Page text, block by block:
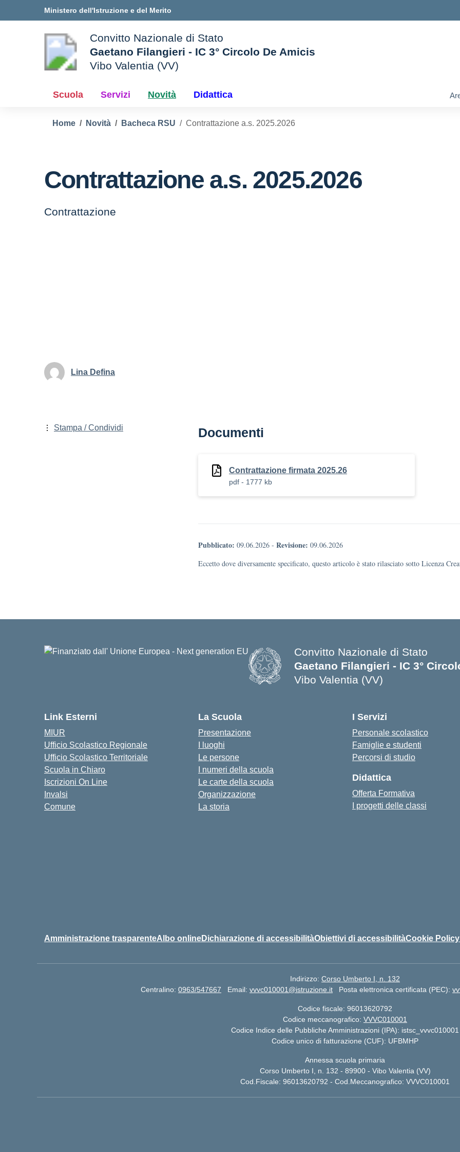
Ministero dell'Istruzione e del Merito
scuola
Convitto Nazionale di Stato
Gaetano Filangieri - IC 3° Circolo De Amicis
Vibo Valentia (VV)
Scuola Servizi Novità Didattica
Home Novità Bacheca RSU Contrattazione a.s. 2025.2026
Contrattazione a.s. 2025.2026
Contrattazione
Lina Defina
Documenti
Contrattazione firmata 2025.26
pdf - 1777 kb
Pubblicato: 09.06.2026 - Revisione: 09.06.2026
Eccetto dove diversamente specificato, questo articolo è stato rilasciato sotto Licenza
Stampa / Condividi
Convitto Nazionale di Stato
Gaetano Filangieri - IC 3°
Vibo Valentia (VV)
Link Esterni
MIUR
Ufficio Scolastico Regionale
Ufficio Scolastico Territoriale
Scuola in Chiaro
Iscrizioni On Line
Invalsi
Comune
La Scuola
Presentazione
I luoghi
Le persone
I numeri della scuola
Le carte della scuola
Organizzazione
La storia
I Servizi
Personale scolastico
Famiglie e studenti
Percorsi di studio
Didattica
Offerta Formativa
I progetti delle classi
Amministrazione trasparenteAlbo onlineDichiarazione di accessibilitàObiettivi di accessibilitàCookie Policy
Indirizzo: Corso Umberto I, n. 132
Centralino: 0963/547667 Email: vvvc010001@istruzione.it Posta elettronica certificata (PEC):
Codice fiscale: 96013620792
Codice meccanografico: VVVC010001
Codice Indice delle Pubbliche Amministrazioni (IPA): istsc_vvvc010001
Codice unico di fatturazione (CUF): UFBMHP
Annessa scuola primaria
Corso Umberto I, n. 132 - 89900 - Vibo Valentia (VV)
Cod.Fiscale: 96013620792 - Cod.Meccanografico: VVVC010001